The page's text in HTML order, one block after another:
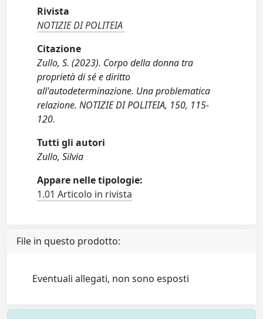
Rivista
NOTIZIE DI POLITEIA
Citazione
Zullo, S. (2023). Corpo della donna tra
proprietà di sé e diritto
all'autodeterminazione. Una problematica
relazione. NOTIZIE DI POLITEIA, 150, 115-
120.
Tutti gli autori
Zullo, Silvia
Appare nelle tipologie:
1.01 Articolo in rivista
File in questo prodotto:
Eventuali allegati, non sono esposti